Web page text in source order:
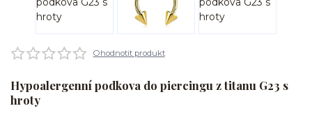
Ohodnotit produkt
Hypoalergenní podkova do piercingu z titanu G23 s
hroty